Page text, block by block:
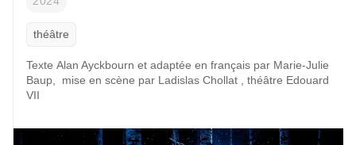
théâtre
Texte Alan Ayckbourn et adaptée en français par Marie-Julie
Baup, mise en scène par Ladislas Chollat , théâtre Edouard
VII